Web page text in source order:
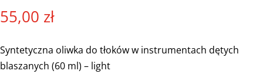
55,00 zł
Syntetyczna oliwka do tłoków w instrumentach dętych
blaszanych (60 ml) – light